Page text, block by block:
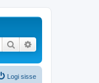
Otsi
Logi sisse